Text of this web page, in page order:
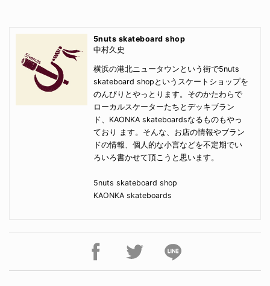
5nuts skateboard shop
中村久史
横浜の港北ニュータウンという街で5nuts
skateboard shopというスケートショップを
のんびりとやっとります。そのかたわらで
ローカルスケーターたちとデッキブラン
ド、KAONKA skateboardsなるものもやっ
ており ます。そんな、お店の情報やブラン
ドの情報、個人的な小言などを不定期でい
ろいろ書かせて頂こうと思います。
5nuts skateboard shop
KAONKA skateboards